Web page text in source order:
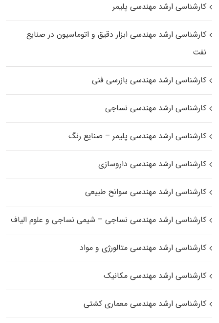
کارشناسی ارشد مهندسی پلیمر
کارشناسی ارشد مهندسی ابزار دقیق و اتوماسیون در صنایع
نفت
کارشناسی ارشد مهندسی بازرسی فنی
کارشناسی ارشد مهندسی نساجی
کارشناسی ارشد مهندسی پلیمر – صنایع رنگ
کارشناسی ارشد مهندسی داروسازی
کارشناسی ارشد مهندسی سوانح طبیعی
کارشناسی ارشد مهندسی نساجی – شیمی نساجی و علوم الیاف
کارشناسی ارشد مهندسی متالورژی و مواد
کارشناسی ارشد مهندسی مکانیک
کارشناسی ارشد مهندسی معماری کشتی